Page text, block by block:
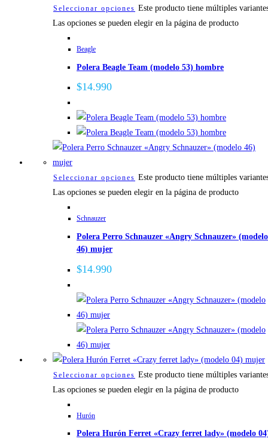
Seleccionar opciones Este producto tiene múltiples
Las opciones se pueden elegir en la página de producto
Beagle
Polera Beagle Team (modelo 53) hombre
$14.990
Seleccionar opciones Este producto tiene múltiples
Las opciones se pueden elegir en la página de producto
Schnauzer
Polera Perro Schnauzer «Angry Schnauzer» (modelo
46) mujer
$14.990
Seleccionar opciones Este producto tiene múltiples
Las opciones se pueden elegir en la página de producto
Hurón
Polera Hurón Ferret «Crazy ferret lady» (modelo